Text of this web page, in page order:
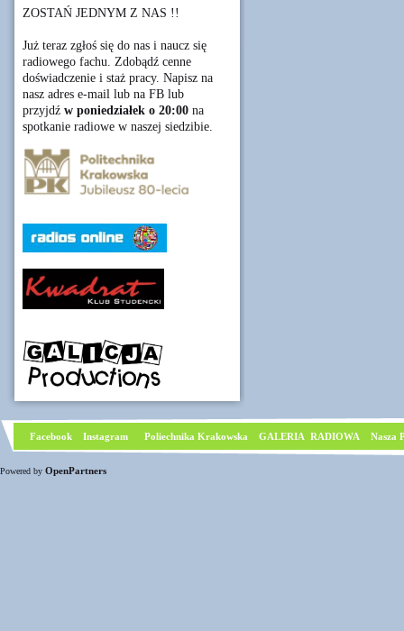
ZOSTAŃ JEDNYM Z NAS !!
Już teraz zgłoś się do nas i naucz się
radiowego fachu. Zdobądź cenne
doświadczenie i staż pracy. Napisz na
nasz adres e-mail lub na FB lub
przyjdź w poniedziałek o 20:00 na
spotkanie radiowe w naszej siedzibie.
Facebook Instagram Poliechnika Krakowska GALERIA RADIOWA Nasza
Powered by OpenPartners